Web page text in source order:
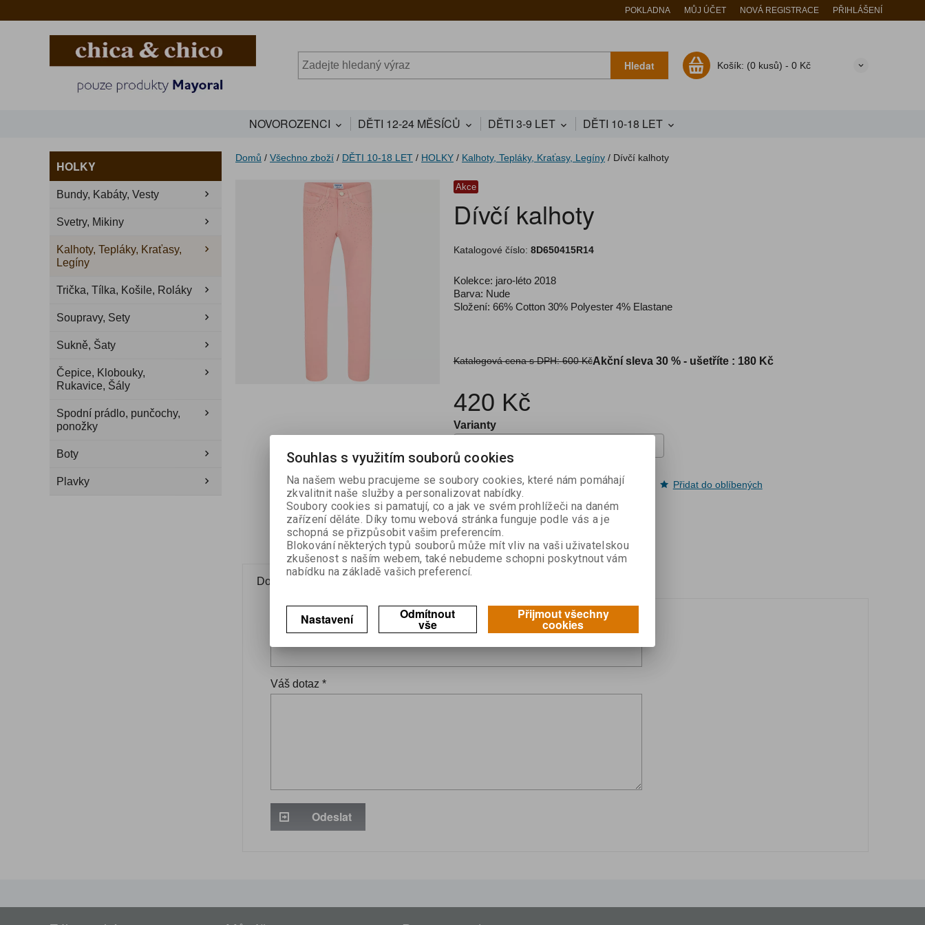
POKLADNA MŮJ ÚČET NOVÁ REGISTRACE PŘIHLÁŠENÍ
Hledat Košík: (0 kusů) - 0 Kč
NOVOROZENCI DĚTI 12-24 MĚSÍCŮ DĚTI 3-9 LET DĚTI 10-18 LET
HOLKY
Bundy, Kabáty, Vesty
Svetry, Mikiny
Kalhoty, Tepláky, Kraťasy,
Legíny
Trička, Tílka, Košile, Roláky
Soupravy, Sety
Sukně, Šaty
Čepice, Klobouky,
Rukavice, Šály
Spodní prádlo, punčochy,
ponožky
Boty
Plavky
Domů / Všechno zboží / DĚTI 10-18 LET / HOLKY / Kalhoty, Tepláky, Kraťasy, Legíny / Dívčí kalhoty
Akce
Dívčí kalhoty
Katalogové číslo: 8D650415R14
Kolekce: jaro-léto 2018
Barva: Nude
Složení: 66% Cotton 30% Polyester 4% Elastane
Katalogová cena s DPH:600 KčAkční sleva 30 % - ušetříte : 180 Kč
420 Kč
Varianty


Koupit Přidat do oblíbených
Skladem:1
Dotaz na výrobek Doporučit výrobek
Váš email *
Váš dotaz *
Odeslat
Souhlas s využitím souborů cookies
Na našem webu pracujeme se soubory cookies, které nám pomáhají
zkvalitnit naše služby a personalizovat nabídky.
Soubory cookies si pamatují, co a jak ve svém prohlížeči na daném
zařízení děláte. Díky tomu webová stránka funguje podle vás a je
schopná se přizpůsobit vašim preferencím.
Blokování některých typů souborů může mít vliv na vaši uživatelskou
zkušenost s naším webem, také nebudeme schopni poskytnout vám
nabídku na základě vašich preferencí.
Nastavení Odmítnout
vše
Přijmout všechny
cookies